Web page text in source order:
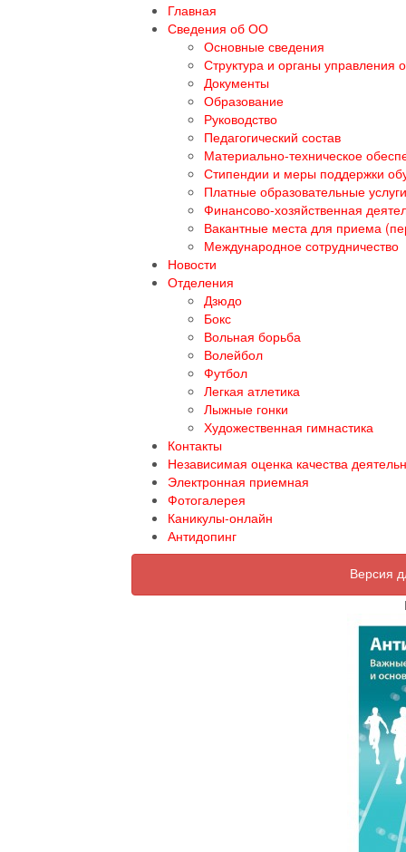
Главная
Сведения об ОО
Основные сведения
Структура и органы управления
Документы
Образование
Руководство
Педагогический состав
Материально-техническое
Стипендии и меры поддержки
Платные образовательные услуги
Финансово-хозяйственная
Вакантные места для приема
Международное сотрудничество
Новости
Отделения
Дзюдо
Бокс
Вольная борьба
Волейбол
Футбол
Легкая атлетика
Лыжные гонки
Художественная гимнастика
Контакты
Независимая оценка качества
Электронная приемная
Фотогалерея
Каникулы-онлайн
Антидопинг
Версия